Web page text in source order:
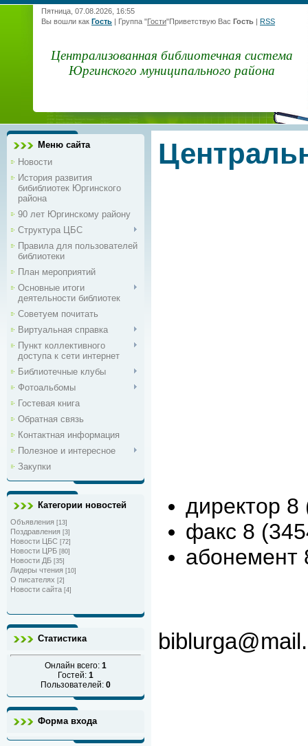
Пятница, 07.08.2026, 16:55
Вы вошли как Гость | Группа "Гости"Приветствую Вас Гость | RSS
Централизованная библиотечная система
Юргинского муниципального района
Меню сайта
Новости
История развития
бибиблиотек Юргинского
района
90 лет Юргинскому району
Структура ЦБС
Правила для пользователей
библиотеки
План мероприятий
Основные итоги
деятельности библиотек
Советуем почитать
Виртуальная справка
Пункт коллективного
доступа к сети интернет
Библиотечные клубы
Фотоальбомы
Гостевая книга
Обратная связь
Контактная информация
Полезное и интересное
Закупки
Категории новостей
Объявления [13]
Поздравления [3]
Новости ЦБС [72]
Новости ЦРБ [80]
Новости ДБ [35]
Лидеры чтения [10]
О писателях [2]
Новости сайта [4]
Статистика
Онлайн всего: 1
Гостей: 1
Пользователей: 0
Форма входа
директор
факс 8
абонемент